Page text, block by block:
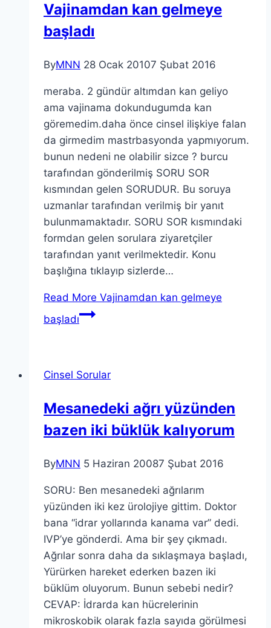
Vajinamdan kan gelmeye
başladı
ByMNN 28 Ocak 20107 Şubat 2016
meraba. 2 gündür altımdan kan geliyo
ama vajinama dokundugumda kan
göremedim.daha önce cinsel ilişkiye falan
da girmedim mastrbasyonda yapmıyorum.
bunun nedeni ne olabilir sizce ? burcu
tarafından gönderilmiş SORU SOR
kısmından gelen SORUDUR. Bu soruya
uzmanlar tarafından verilmiş bir yanıt
bulunmamaktadır. SORU SOR kısmındaki
formdan gelen sorulara ziyaretçiler
tarafından yanıt verilmektedir. Konu
başlığına tıklayıp sizlerde…
Read More Vajinamdan kan gelmeye
başladı
Cinsel Sorular
Mesanedeki ağrı yüzünden
bazen iki büklük kalıyorum
ByMNN 5 Haziran 20087 Şubat 2016
SORU: Ben mesanedeki ağrılarım
yüzünden iki kez ürolojiye gittim. Doktor
bana “idrar yollarında kanama var” dedi.
IVP’ye gönderdi. Ama bir şey çıkmadı.
Ağrılar sonra daha da sıklaşmaya başladı,
Yürürken hareket ederken bazen iki
büklüm oluyorum. Bunun sebebi nedir?
CEVAP: İdrarda kan hücrelerinin
mikroskobik olarak fazla sayıda görülmesi